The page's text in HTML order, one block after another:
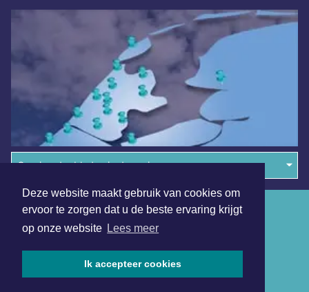
Deze website maakt gebruik van cookies om
ervoor te zorgen dat u de beste ervaring krijgt
op onze website Lees meer
Ik accepteer cookies
Overige dagbladen in de regio
Algemene voorwaarden
Disclaimer